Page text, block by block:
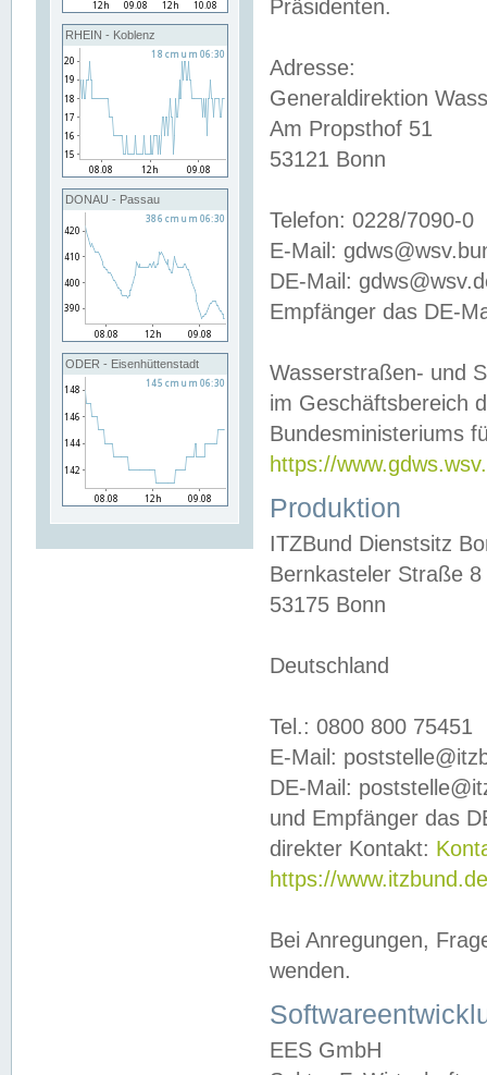
RHEIN - Koblenz
DONAU - Passau
ODER - Eisenhüttenstadt
Präsidenten.
Adresse:
Generaldirektion
Am Propsthof 51
53121 Bonn
Telefon: 0228/7090-0
E-Mail:
DE-Mail:
Empfänger das DE-
Wasserstraßen- und
im Geschäftsbereich
Bundesministeriums
https://
Produktion
ITZBund Dienstsitz
Bernkasteler Straße 8
53175 Bonn
Deutschland
Tel.: 0800 800 75451
E-Mail:
DE-Mail:
und Empfänger das
direkter Kontakt:
https://
Bei Anregungen,
wenden.
EES GmbH